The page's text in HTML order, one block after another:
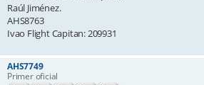
Raúl Jiménez.
AHS8763
Ivao Flight Capitan: 209931
AHS7749
Primer oficial